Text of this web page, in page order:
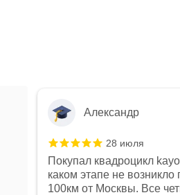
Александр
28 июля
Покупал квадроцикл
каком этапе не
100км от Москвы. Все